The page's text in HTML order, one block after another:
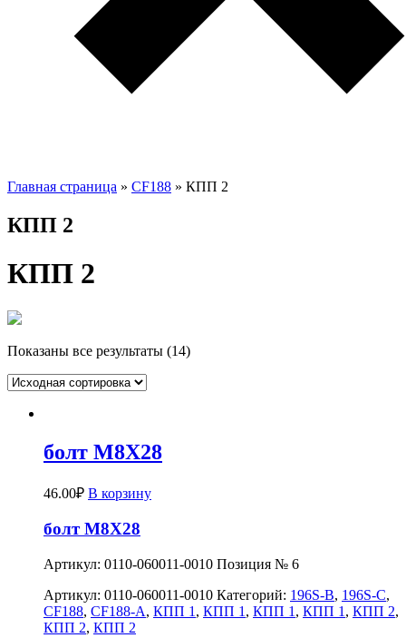
Главная страница » CF188 » КПП 2
КПП 2
КПП 2
Показаны все результаты (14)
болт M8X28
46.00₽ В корзину
болт M8X28
Артикул: 0110-060011-0010 Позиция № 6
Артикул: 0110-060011-0010 Категорий: 196S-B, 196S-C,
CF188, CF188-A, КПП 1 , КПП 1 , КПП 1 , КПП 1 , КПП 2,
КПП 2, КПП 2